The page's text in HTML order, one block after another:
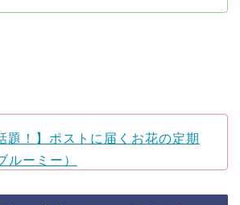
題！】ポストに届くお花の定期
ルーミー）